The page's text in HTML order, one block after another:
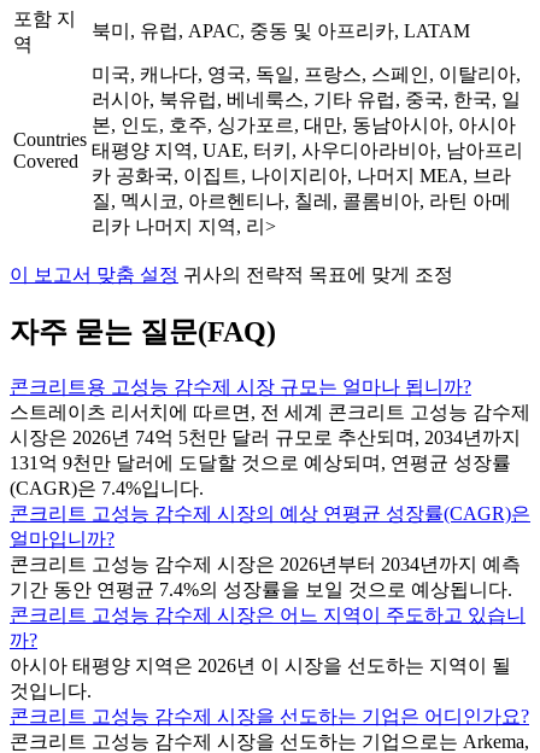
포함 지
역
북미, 유럽, APAC, 중동 및 아프리카, LATAM
Countries
Covered
미국, 캐나다, 영국, 독일, 프랑스, 스페인, 이탈리아,
러시아, 북유럽, 베네룩스, 기타 유럽, 중국, 한국, 일
본, 인도, 호주, 싱가포르, 대만, 동남아시아, 아시아
태평양 지역, UAE, 터키, 사우디아라비아, 남아프리
카 공화국, 이집트, 나이지리아, 나머지 MEA, 브라
질, 멕시코, 아르헨티나, 칠레, 콜롬비아, 라틴 아메
리카 나머지 지역, 리>
이 보고서 맞춤 설정 귀사의 전략적 목표에 맞게 조정
자주 묻는 질문(FAQ)
콘크리트용 고성능 감수제 시장 규모는 얼마나 됩니까?
스트레이츠 리서치에 따르면, 전 세계 콘크리트 고성능 감수제
시장은 2026년 74억 5천만 달러 규모로 추산되며, 2034년까지
131억 9천만 달러에 도달할 것으로 예상되며, 연평균 성장률
(CAGR)은 7.4%입니다.
콘크리트 고성능 감수제 시장의 예상 연평균 성장률(CAGR)은
얼마입니까?
콘크리트 고성능 감수제 시장은 2026년부터 2034년까지 예측
기간 동안 연평균 7.4%의 성장률을 보일 것으로 예상됩니다.
콘크리트 고성능 감수제 시장은 어느 지역이 주도하고 있습니
까?
아시아 태평양 지역은 2026년 이 시장을 선도하는 지역이 될
것입니다.
콘크리트 고성능 감수제 시장을 선도하는 기업은 어디인가요?
콘크리트 고성능 감수제 시장을 선도하는 기업으로는 Arkema,